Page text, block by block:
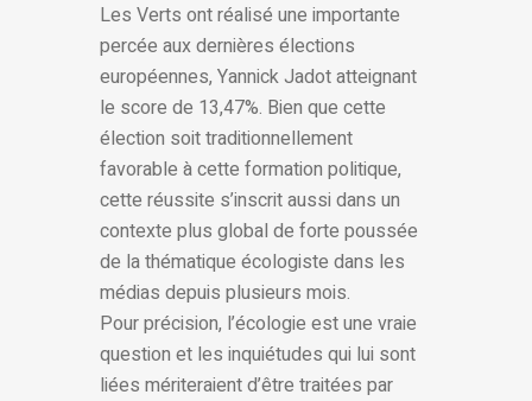
Les Verts ont réalisé une importante
percée aux dernières élections
européennes, Yannick Jadot atteignant
le score de 13,47%. Bien que cette
élection soit traditionnellement
favorable à cette formation politique,
cette réussite s’inscrit aussi dans un
contexte plus global de forte poussée
de la thématique écologiste dans les
médias depuis plusieurs mois.
Pour précision, l’écologie est une vraie
question et les inquiétudes qui lui sont
liées mériteraient d’être traitées par